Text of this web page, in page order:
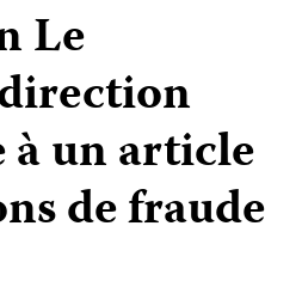
Le
à un article
de fraude